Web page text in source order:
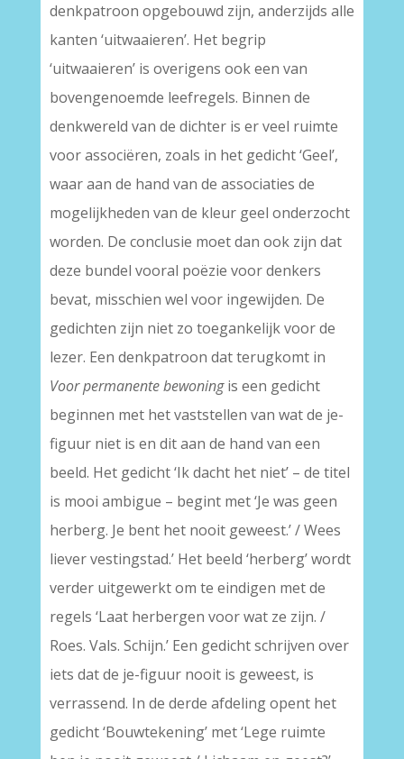
denkpatroon opgebouwd zijn, anderzijds alle
kanten ‘uitwaaieren’. Het begrip
‘uitwaaieren’ is overigens ook een van
bovengenoemde leefregels. Binnen de
denkwereld van de dichter is er veel ruimte
voor associëren, zoals in het gedicht ‘Geel’,
waar aan de hand van de associaties de
mogelijkheden van de kleur geel onderzocht
worden. De conclusie moet dan ook zijn dat
deze bundel vooral poëzie voor denkers
bevat, misschien wel voor ingewijden. De
gedichten zijn niet zo toegankelijk voor de
lezer. Een denkpatroon dat terugkomt in
Voor permanente bewoningis een gedicht
beginnen met het vaststellen van wat de je-
figuur niet is en dit aan de hand van een
beeld. Het gedicht ‘Ik dacht het niet’ – de titel
is mooi ambigue – begint met ‘Je was geen
herberg. Je bent het nooit geweest.’ / Wees
liever vestingstad.’ Het beeld ‘herberg’ wordt
verder uitgewerkt om te eindigen met de
regels ‘Laat herbergen voor wat ze zijn. /
Roes. Vals. Schijn.’ Een gedicht schrijven over
iets dat de je-figuur nooit is geweest, is
verrassend. In de derde afdeling opent het
gedicht ‘Bouwtekening’ met ‘Lege ruimte